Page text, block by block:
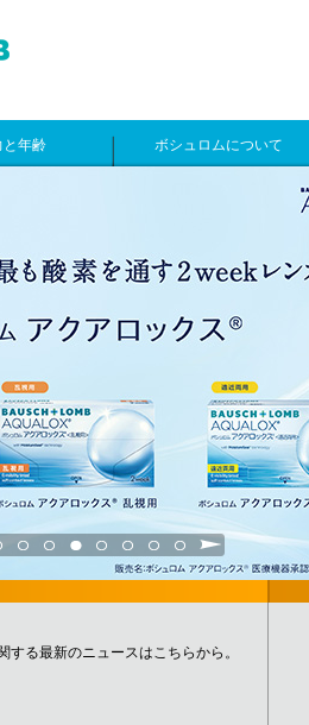
と年齢 ボシュロムについて
3 4 5 6 7 8 9
する最新のニュースはこちらから。